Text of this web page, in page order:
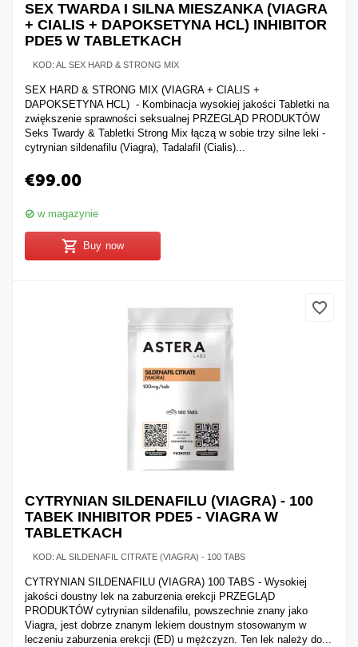
SEX TWARDA I SILNA MIESZANKA (VIAGRA
+ CIALIS + DAPOKSETYNA HCL) INHIBITOR
PDE5 W TABLETKACH
KOD: AL SEX HARD & STRONG MIX
SEX HARD & STRONG MIX (VIAGRA + CIALIS +
DAPOKSETYNA HCL) - Kombinacja wysokiej jakości Tabletki na
zwiększenie sprawności seksualnej PRZEGLĄD PRODUKTÓW
Seks Twardy & Tabletki Strong Mix łączą w sobie trzy silne leki -
cytrynian sildenafilu (Viagra), Tadalafil (Cialis)...
€99.00
w magazynie
Buy now
CYTRYNIAN SILDENAFILU (VIAGRA) - 100
TABEK INHIBITOR PDE5 - VIAGRA W
TABLETKACH
KOD: AL SILDENAFIL CITRATE (VIAGRA) - 100 TABS
CYTRYNIAN SILDENAFILU (VIAGRA) 100 TABS - Wysokiej
jakości doustny lek na zaburzenia erekcji PRZEGLĄD
PRODUKTÓW cytrynian sildenafilu, powszechnie znany jako
Viagra, jest dobrze znanym lekiem doustnym stosowanym w
leczeniu zaburzenia erekcji (ED) u mężczyzn. Ten lek należy do...